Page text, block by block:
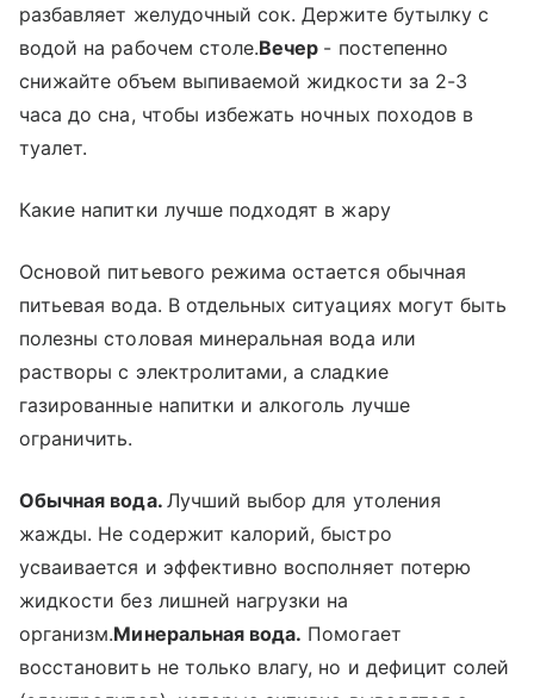
разбавляет желудочный сок. Держите бутылку с
водой на рабочем столе.Вечер - постепенно
снижайте объем выпиваемой жидкости за 2-3
часа до сна, чтобы избежать ночных походов в
туалет.
Какие напитки лучше подходят в жару
Основой питьевого режима остается обычная
питьевая вода. В отдельных ситуациях могут быть
полезны столовая минеральная вода или
растворы с электролитами, а сладкие
газированные напитки и алкоголь лучше
ограничить.
Обычная вода. Лучший выбор для утоления
жажды. Не содержит калорий, быстро
усваивается и эффективно восполняет потерю
жидкости без лишней нагрузки на
организм.Минеральная вода. Помогает
восстановить не только влагу, но и дефицит солей